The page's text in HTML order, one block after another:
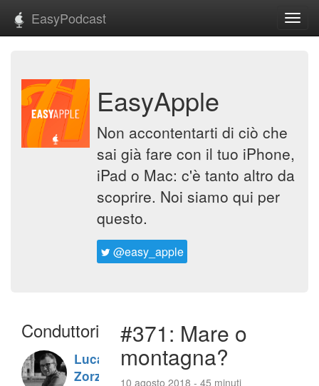
EasyPodcast
EasyApple
Non accontentarti di ciò che
sai già fare con il tuo iPhone,
iPad o Mac: c'è tanto altro da
scoprire. Noi siamo qui per
questo.
@easy_apple
Conduttori
Luca
Zorzi
#371: Mare o
montagna?
10 agosto 2018 - 45 minuti